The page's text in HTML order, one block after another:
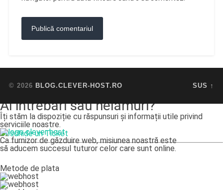
© 2026 BLOG.CLEVER-HOST.RO SUS ↑
Ai intrebări sau nelămuri?
Îți stăm la dispoziție cu răspunsuri și informații utile privind
serviciile noastre.
Deschide un Ticket
Ca furnizor de găzduire web, misiunea noastră este
să aducem succesul tuturor celor care sunt online.
Metode de plata